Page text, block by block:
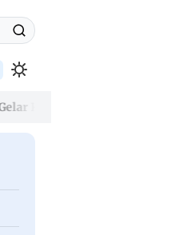
“Sulo Tappidena
“Sulo Tappidena